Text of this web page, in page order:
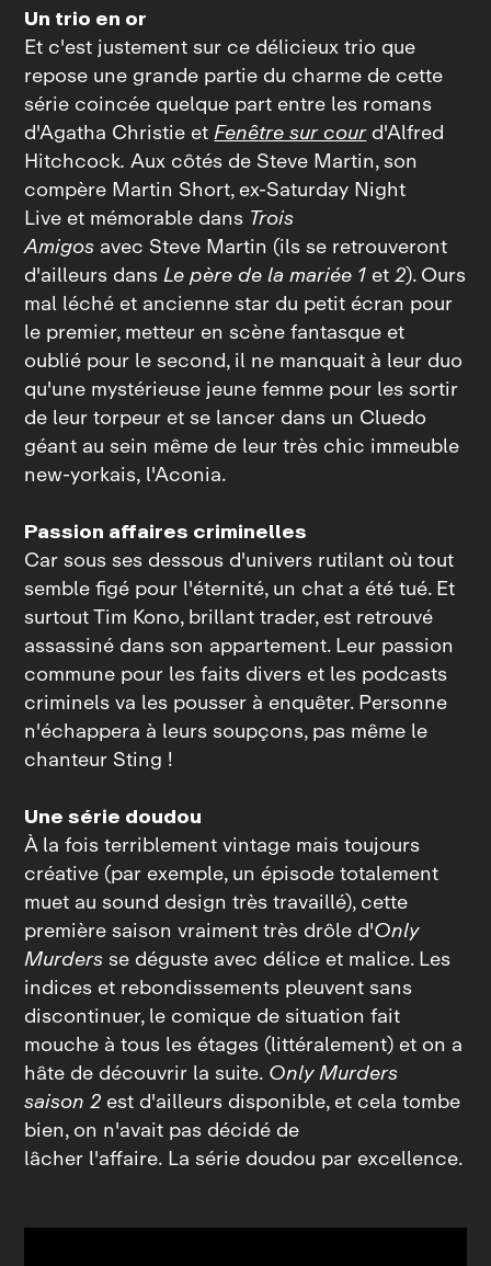
Un trio en or
Et c'est justement sur ce délicieux trio que
repose une grande partie du charme de cette
série coincée quelque part entre les romans
d'Agatha Christie etFenêtre sur courd'Alfred
Hitchcock. Aux côtés de Steve Martin, son
compère Martin Short, ex‑Saturday Night
Live et mémorable dans Trois
Amigos avec Steve Martin (ils se retrouveront
d'ailleurs dansLe père de la mariée 1 et2). Ours
mal léché et ancienne star du petit écran pour
le premier, metteur en scène fantasque et
oublié pour le second, il ne manquait à leur duo
qu'une mystérieuse jeune femme pour les sortir
de leur torpeur et se lancer dans un Cluedo
géant au sein même de leur très chic immeuble
new‑yorkais, l'Aconia.
Passion affaires criminelles
Car sous ses dessous d'univers rutilant où tout
semble figé pour l'éternité, un chat a été tué. Et
surtout Tim Kono, brillant trader, est retrouvé
assassiné dans son appartement. Leur passion
commune pour les faits divers et les podcasts
criminels va les pousser à enquêter. Personne
n'échappera à leurs soupçons, pas même le
chanteur Sting !
Une série doudou
À la fois terriblement vintage mais toujours
créative (par exemple, un épisode totalement
muet au sound design très travaillé), cette
première saison vraiment très drôle d'Only
Murdersse déguste avec délice et malice. Les
indices et rebondissements pleuvent sans
discontinuer, le comique de situation fait
mouche à tous les étages (littéralement) et on a
hâte de découvrir la suite. Only Murders
saison 2 est d'ailleurs disponible, et cela tombe
bien, on n'avait pas décidé de
lâcher l'affaire. La série doudou par excellence.